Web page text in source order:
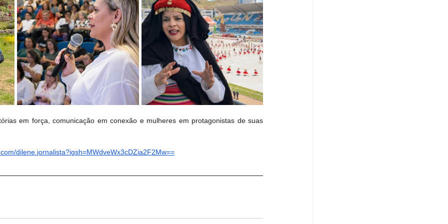
em força, comunicação em conexão e mulheres em protagonistas de suas
dilene.jornalista?igsh=MWdveWx3cDZia2F2Mw==